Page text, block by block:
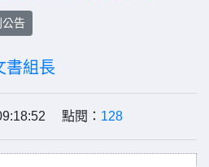
公告
書組長
點閱： 128